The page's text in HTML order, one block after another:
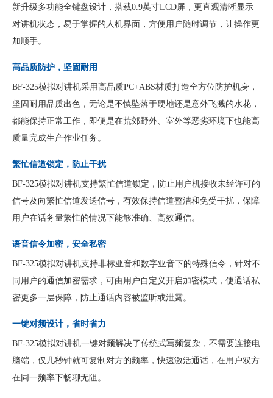
新升级多功能全键盘设计，搭载0.9英寸LCD屏，更直观清晰显示
对讲机状态，易于掌握的人机界面，方便用户随时调节，让操作更
加顺手。
高品质防护，坚固耐用
BF-325模拟对讲机采用高品质PC+ABS材质打造全方位防护机身，
坚固耐用品质出色，无论是不慎坠落于硬地还是意外飞溅的水花，
都能保持正常工作，即便是在荒郊野外、室外等恶劣环境下也能高
质量完成生产作业任务。
繁忙信道锁定，防止干扰
BF-325模拟对讲机支持繁忙信道锁定，防止用户机接收未经许可的
信号及向繁忙信道发送信号，有效保持信道整洁和免受干扰，保障
用户在话务量繁忙的情况下能够准确、高效通信。
语音信令加密，安全私密
BF-325模拟对讲机支持非标亚音和数字亚音下的特殊信令，针对不
同用户的通信加密需求，可由用户自定义开启加密模式，使通话私
密更多一层保障，防止通话内容被监听或泄露。
一键对频设计，省时省力
BF-325模拟对讲机一键对频解决了传统式写频复杂，不需要连接电
脑端，仅几秒钟就可复制对方的频率，快速激活通话，在用户双方
在同一频率下畅聊无阻。